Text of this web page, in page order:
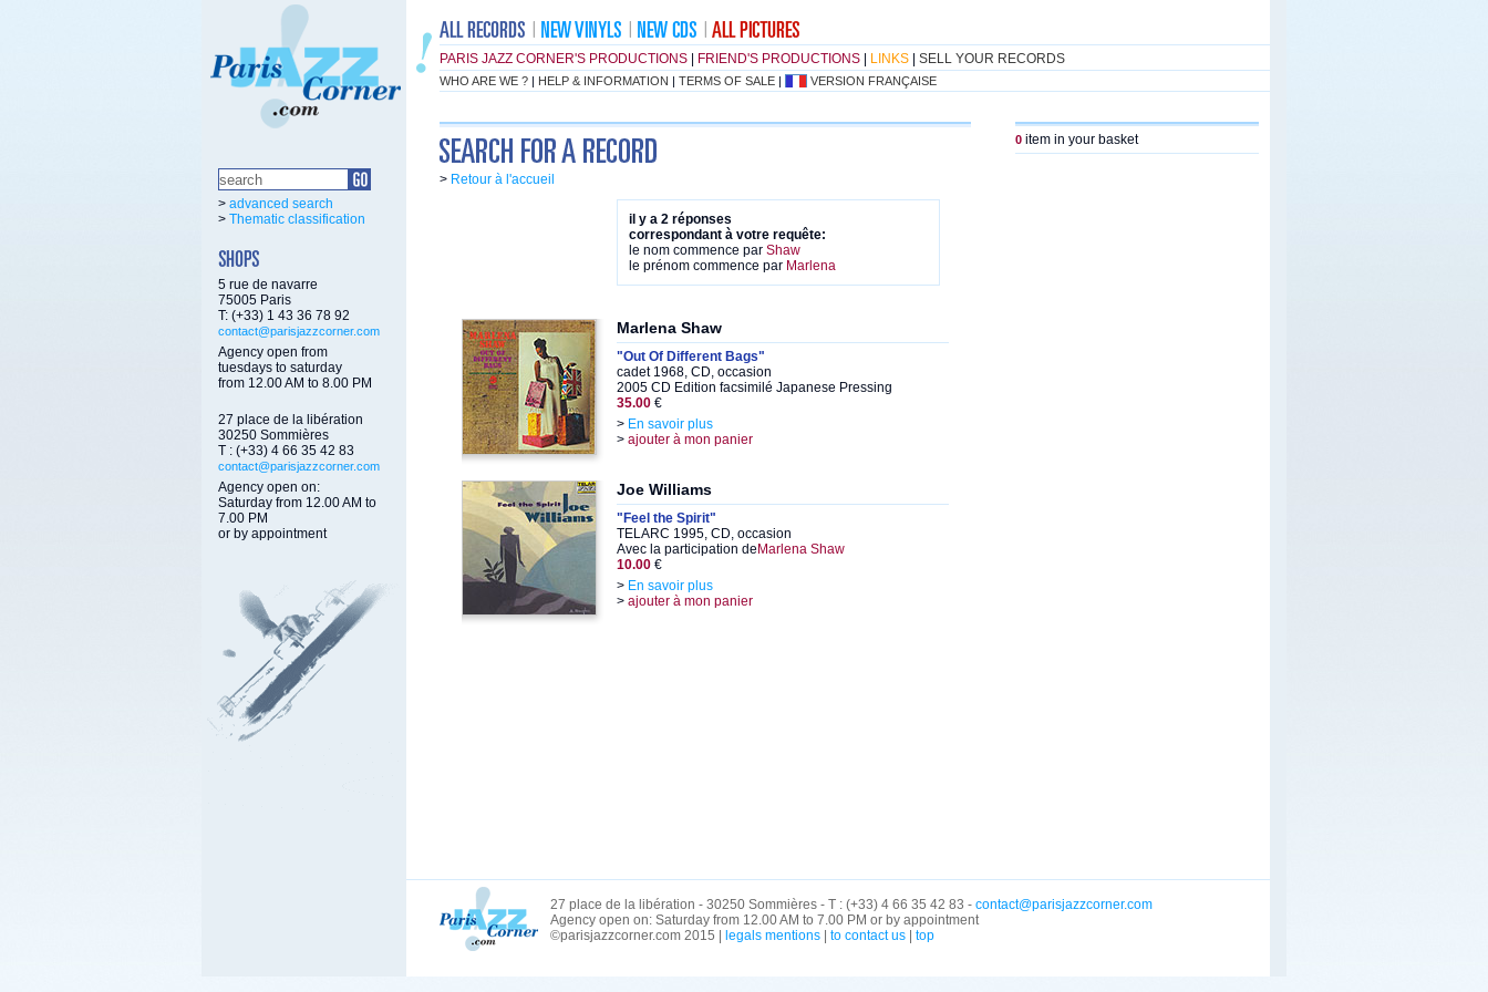
PARIS JAZZ CORNER'S PRODUCTIONS FRIEND'S PRODUCTIONS LINKS SELL YOUR RECORDS
WHO ARE WE ? | HELP & INFORMATION | TERMS OF SALE | VERSION FRANÇAISE
> advanced search
> Thematic classification
5 rue de navarre
75005 Paris
T: (+33) 1 43 36 78 92
contact@parisjazzcorner.com
Agency open from
tuesdays to saturday
from 12.00 AM to 8.00 PM
27 place de la libération
30250 Sommières
T : (+33) 4 66 35 42 83
contact@parisjazzcorner.com
Agency open on:
Saturday from 12.00 AM to
7.00 PM
or by appointment
> Retour à l'accueil
il y a 2 réponses
correspondant à votre requête:
le nom commence par Shaw
le prénom commence par Marlena
Marlena Shaw
"Out Of Different Bags"
cadet 1968, CD, occasion
2005 CD Edition facsimilé Japanese Pressing
35.00 €
> En savoir plus
> ajouter à mon panier
Joe Williams
"Feel the Spirit"
TELARC 1995, CD, occasion
Avec la participation de Marlena Shaw
10.00 €
> En savoir plus
> ajouter à mon panier
0 item in your basket
27 place de la libération - 30250 Sommières - T : (+33) 4 66 35 42 83 - contact@parisjazzcorner.com
Agency open on: Saturday from 12.00 AM to 7.00 PM or by appointment
©parisjazzcorner.com 2015 |
legals mentions to contact us top